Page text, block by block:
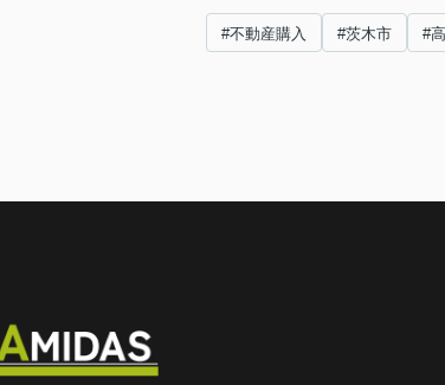
#不動産購入 #茨木市 #